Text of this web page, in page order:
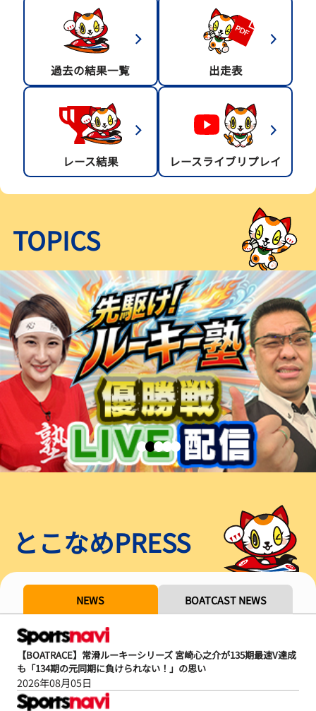
過去の結果一覧 出走表
レース結果 レースライブリプレイ
TOPICS
とこなめPRESS
NEWS BOATCAST NEWS
【BOATRACE】常滑ルーキーシリーズ 宮崎心之介が135期最速V達成
も「134期の元同期に負けられない！」の思い
2026年08月05日